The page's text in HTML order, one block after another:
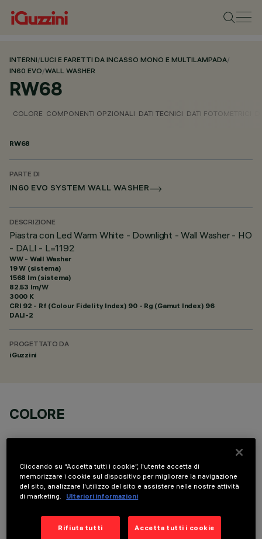
INTERNI/LUCI E FARETTI DA INCASSO MONO E MULTILAMPADA/
IN60 EVO/WALL WASHER
RW68
COLORE COMPONENTI OPZIONALI DATI TECNICI DATI FOTOMETRICI
RW68
PARTE DI
IN60 EVO SYSTEM WALL WASHER
DESCRIZIONE
Piastra con Led Warm White - Downlight - Wall Washer - HO
- DALI - L=1192
WW - Wall Washer
19 W (sistema)
1568 lm (sistema)
82.53 lm/W
3000 K
CRI 92 - Rf (Colour Fidelity Index) 90 - Rg (Gamut Index) 96
DALI-2
PROGETTATO DA
iGuzzini
COLORE
COMPONENTI OPZIONALI
Cliccando su “Accetta tutti i cookie”, l'utente accetta di
memorizzare i cookie sul dispositivo per migliorare la navigazione
del sito, analizzare l'utilizzo del sito e assistere nelle nostre attività
di marketing.
Ulteriori informazioni
Rifiuta tutti Accetta tutti i cookie